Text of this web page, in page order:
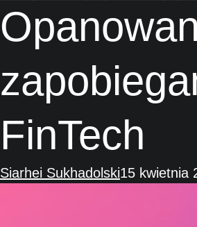
FinTech
Siarhei Sukhadolski15 kwietnia